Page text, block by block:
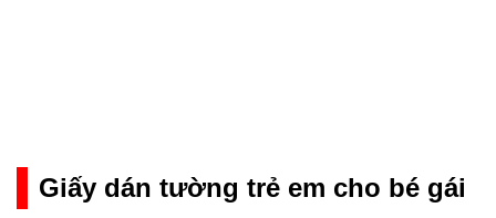
Giấy dán tường trẻ em cho bé gái